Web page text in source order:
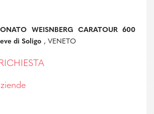
WEISNBERG CARATOUR 600
di Soligo , VENETO